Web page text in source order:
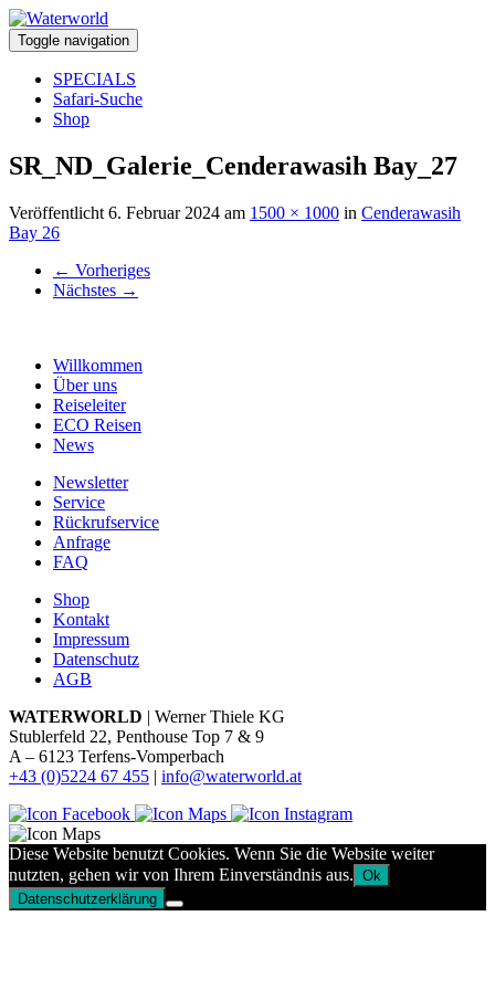
Toggle navigation
SPECIALS
Safari-Suche
Shop
SR_ND_Galerie_Cenderawasih Bay_27
Veröffentlicht 6. Februar 2024 am 1500 × 1000 in Cenderawasih
Bay 26
← Vorheriges
Nächstes →
Willkommen
Über uns
Reiseleiter
ECO Reisen
News
Newsletter
Service
Rückrufservice
Anfrage
FAQ
Shop
Kontakt
Impressum
Datenschutz
AGB
WATERWORLD | Werner Thiele KG
Stublerfeld 22, Penthouse Top 7 & 9
A – 6123 Terfens-Vomperbach
+43 (0)5224 67 455 | info@waterworld.at
Diese Website benutzt Cookies. Wenn Sie die Website weiter
nutzten, gehen wir von Ihrem Einverständnis aus. Ok
Datenschutzerklärung